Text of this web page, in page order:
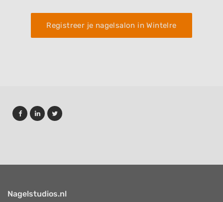
Registreer je nagelsalon in Wintelre
Nagelstudios.nl